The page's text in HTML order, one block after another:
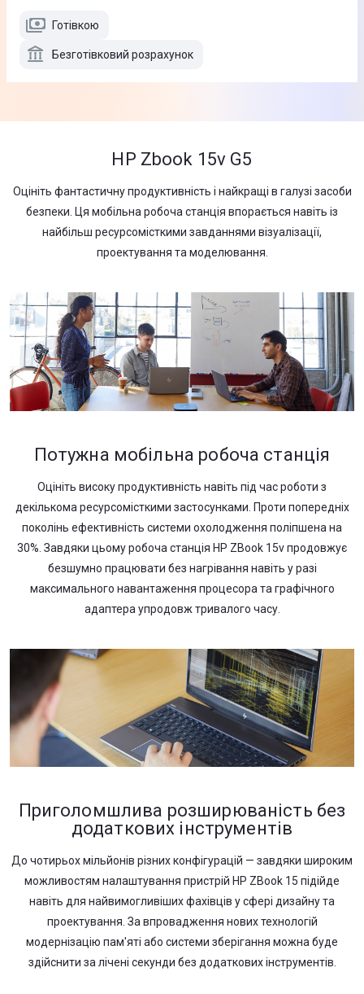
Готівкою
Безготівковий розрахунок
HP Zbook 15v G5
Оцініть фантастичну продуктивність і найкращі в галузі засоби
безпеки. Ця мобільна робоча станція впорається навіть із
найбільш ресурсомісткими завданнями візуалізації,
проектування та моделювання.
Потужна мобільна робоча станція
Оцініть високу продуктивність навіть під час роботи з
декількома ресурсомісткими застосунками. Проти попередніх
поколінь ефективність системи охолодження поліпшена на
30%. Завдяки цьому робоча станція HP ZBook 15v продовжує
безшумно працювати без нагрівання навіть у разі
максимального навантаження процесора та графічного
адаптера упродовж тривалого часу.
Приголомшлива розширюваність без
додаткових інструментів
До чотирьох мільйонів різних конфігурацій — завдяки широким
можливостям налаштування пристрій HP ZBook 15 підійде
навіть для найвимогливіших фахівців у сфері дизайну та
проектування. За впровадження нових технологій
модернізацію пам'яті або системи зберігання можна буде
здійснити за лічені секунди без додаткових інструментів.